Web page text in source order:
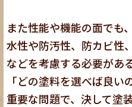
また性能や機能の面でも
水性や防汚性、防カビ性
などを考慮する必要があ
「どの塗料を選べば良
重要な問題で、決して塗